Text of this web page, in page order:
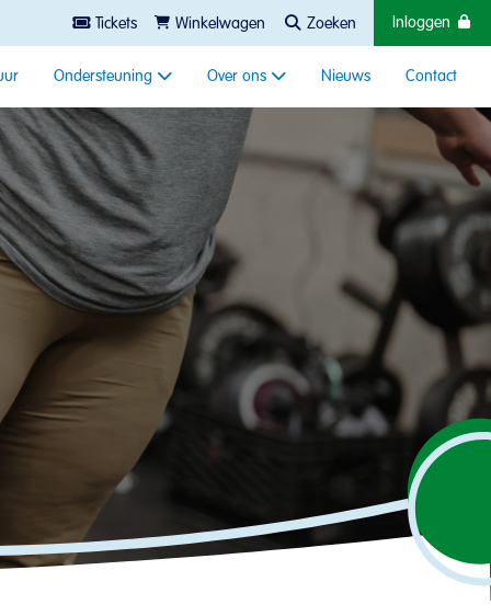
Tickets Winkelwagen Zoeken Inloggen
Ondersteuning Over ons Nieuws Contact